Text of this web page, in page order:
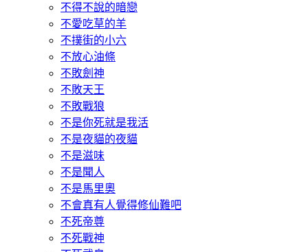
不得不說的暗戀
不愛吃草的羊
不撲街的小六
不放心油條
不敗劍神
不敗天王
不敗戰狼
不是你死就是我活
不是夜貓的夜貓
不是滋味
不是聞人
不是馬里奧
不會真有人覺得修仙難吧
不死帝尊
不死戰神